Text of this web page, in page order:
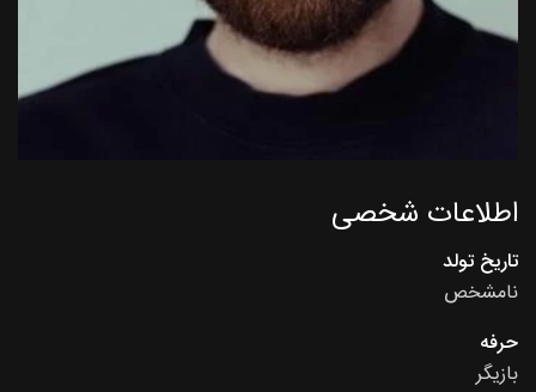
اطلاعات شخصی
تاریخ تولد
نامشخص
حرفه
بازیگر